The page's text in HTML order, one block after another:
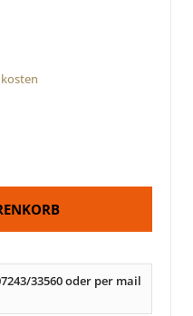
33560 oder per mail